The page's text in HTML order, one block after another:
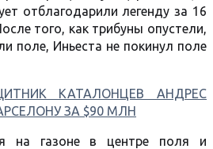
отблагодарили легенду за 16
того, как трибуны опустели,
поле, Иньеста не покинул поле
КАТАЛОНЦЕВ АНДРЕС
ЗА $90 МЛН
на газоне в центре поля и